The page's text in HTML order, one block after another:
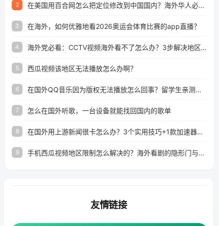
2 在美国用百合网怎么把定位修改到中国国内？海外华人必备的回国加速指南
3 在海外，如何优雅地看2026奥运会体育比赛的app直播？
4 海外党必看：CCTV视频海外看不了怎么办？3步解决地区限制+追剧自由
5 西瓜视频该地区无法播放怎么办啊？
6 在国外QQ音乐因为版权无法播放怎么回事？留学生亲测有效的解决办法
7 怎么在国外听歌，一台设备就能找回国内的歌单
8 在国外用上游新闻很卡怎么办？3个实用技巧+1款加速器解决海外看国内内容难题
9 手机西瓜视频地区限制怎么解决的？海外看剧的隐形门与钥匙
友情链接